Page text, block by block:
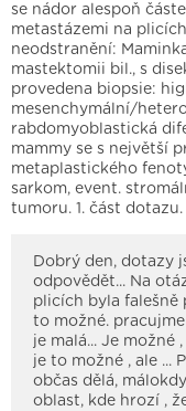
se nádor alespoň
metastázemi na
neodstranění:
mastektomii bil., s
provedena biopsie:
mesenchymální/
rabdomyoblastická
mammy se s největší
metaplastického
sarkom, event.
tumoru. 1. část dotazu.
Dobrý den, dotazy
odpovědět... Na
plicích byla falešně
to možné.
je malá... Je možné
je to možné , ale ...
občas dělá,
oblast, kde hrozí ,